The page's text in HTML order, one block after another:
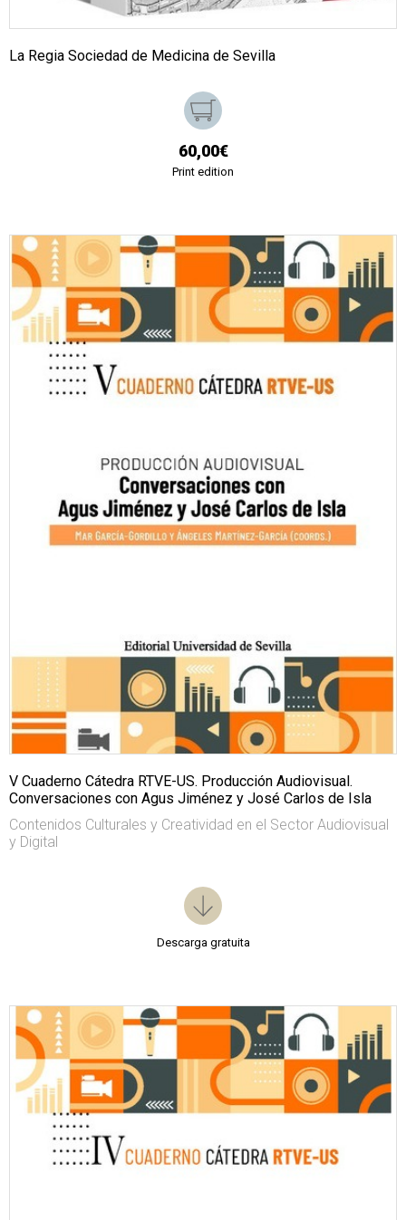
La Regia Sociedad de Medicina de Sevilla
60,00€
Print edition
V Cuaderno Cátedra RTVE-US. Producción Audiovisual.
Conversaciones con Agus Jiménez y José Carlos de Isla
Contenidos Culturales y Creatividad en el Sector Audiovisual
y Digital
Descarga gratuita